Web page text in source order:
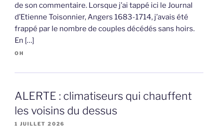
de son commentaire. Lorsque j’ai tappé ici le Journal
d’Etienne Toisonnier, Angers 1683-1714, j’avais été
frappé par le nombre de couples décédés sans hoirs.
En […]
OH
ALERTE : climatiseurs qui chauffent
les voisins du dessus
1 JUILLET 2026